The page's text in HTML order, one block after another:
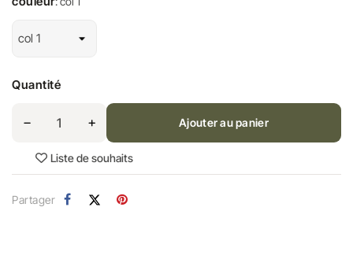
Quantité
Ajouter au panier
Liste de souhaits
Partager